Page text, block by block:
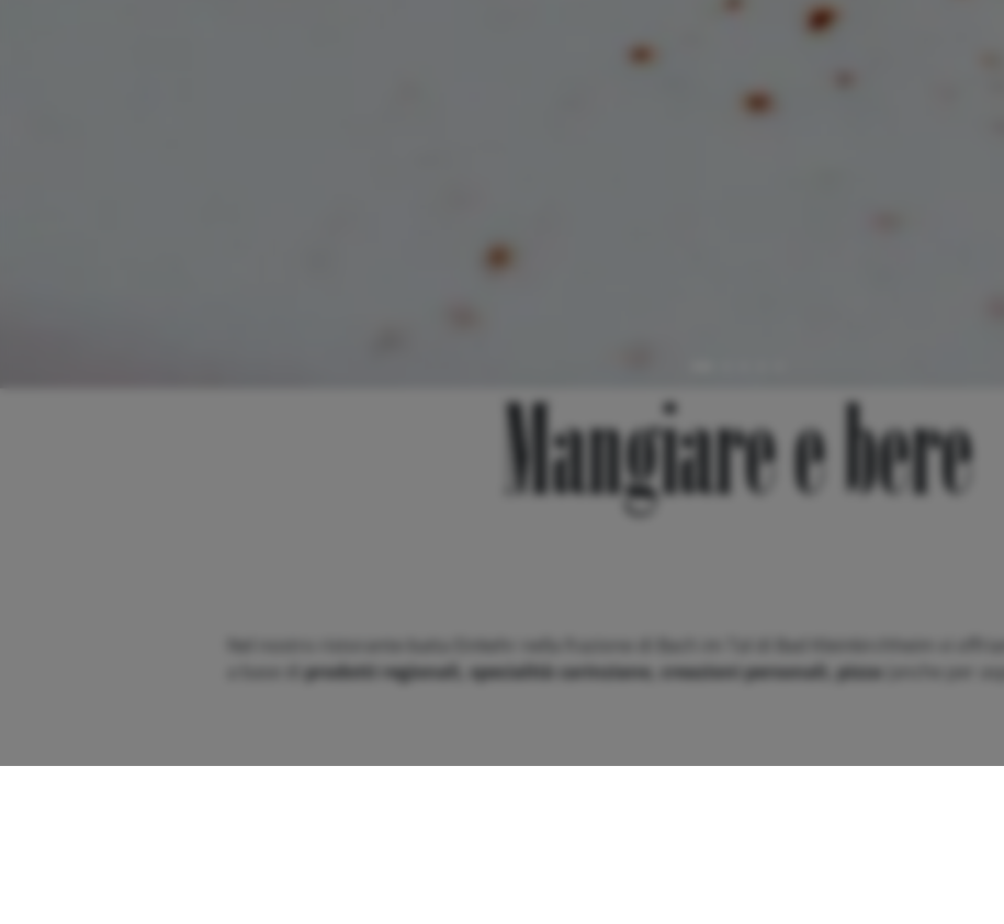
Mangiare e bere
prodotti regionali, specialità carinziane, creazioni personali, pizza